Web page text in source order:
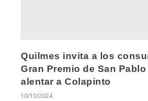
Quilmes invita a los
Gran Premio de San
alentar a Colapinto
10/10/2024